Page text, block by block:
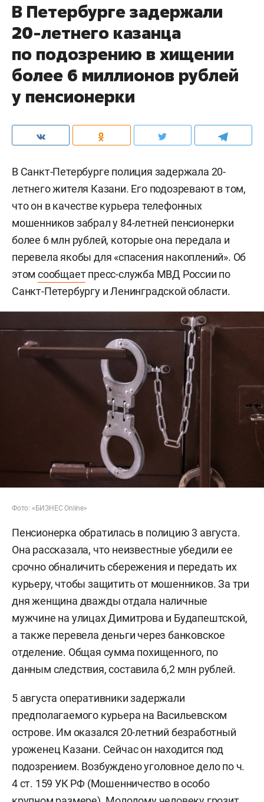
В Петербурге задержали
20-летнего казанца
по подозрению в хищении
более 6 миллионов рублей
у пенсионерки
В Санкт-Петербурге полиция задержала 20-
летнего жителя Казани. Его подозревают в том,
что он в качестве курьера телефонных
мошенников забрал у 84-летней пенсионерки
более 6 млн рублей, которые она передала и
перевела якобы для «спасения накоплений». Об
этом сообщаетпресс-служба МВД России по
Санкт-Петербургу и Ленинградской области.
Фото: «БИЗНЕС Online»
Пенсионерка обратилась в полицию 3 августа.
Она рассказала, что неизвестные убедили ее
срочно обналичить сбережения и передать их
курьеру, чтобы защитить от мошенников. За три
дня женщина дважды отдала наличные
мужчине на улицах Димитрова и Будапештской,
а также перевела деньги через банковское
отделение. Общая сумма похищенного, по
данным следствия, составила 6,2 млн рублей.
5 августа оперативники задержали
предполагаемого курьера на Васильевском
острове. Им оказался 20-летний безработный
уроженец Казани. Сейчас он находится под
подозрением. Возбуждено уголовное дело по ч.
4 ст. 159 УК РФ (Мошенничество в особо